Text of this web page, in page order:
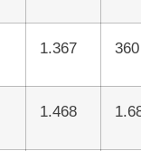
1.367 360
1.468